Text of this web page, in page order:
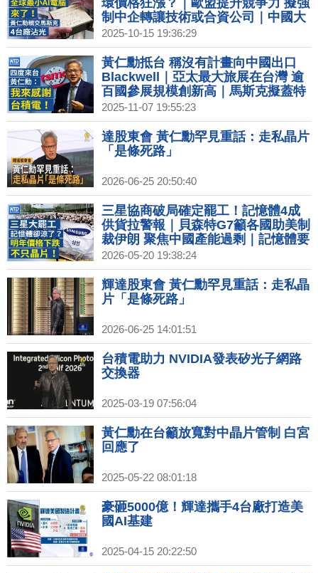
環價格狂漲？｜歐盟提升競爭力 擬強
制中企轉讓技術或合資公司｜中國大
疆擬在美國成立公司 金蟬脫殼引安全
疑慮｜中國知名企業家接連墜樓身亡
知情人爆內幕｜賈永婕出席紡織展時
尚秀 曝小S金鐘服裝細節｜星宇Q4動
能明顯回升 明年有望開首條歐洲線
2025-10-15 19:36:29
黃仁勳抵台 稱沒有計畫向中國出口
Blackwell｜亞太最大旅展在台灣 逾
百國參展規模創新高｜馬斯克擬蓋特
斯拉巨型AI晶圓廠 或與英特爾合作｜
財經專家謝金河：黃仁勳要小心 中國
取代輝達製程
2025-11-07 19:55:23
達股東會 黃仁勳罕見重話：走私晶片
「是條死路」
2026-06-25 20:50:40
三星協商破局確定罷工！記憶體4成
供貨拉警報｜貝森特G7籲各國助美制
裁伊朗 聚焦中國產能過剩｜記憶體要
涼了！明下半年反轉下跌 影響不只晶
片？｜ASML次世代EUV將問世 台積
握關鍵技術暫不採購｜搶先黃仁勳！
AMD蘇姿丰率先抵台 週五發表演講
2026-05-20 19:38:24
輝達股東會 黃仁勳罕見重話：走私晶
片「是條死路」
2026-06-25 14:01:51
台積電助力 NVIDIA發表矽光子網路
交換器
2025-03-19 07:56:04
黃仁勳在台籲放寬對中晶片管制 白宮
回應了
2025-05-22 08:01:18
豪砸5000億！輝達攜手4台廠打造美
國AI基建
2025-04-15 20:22:50